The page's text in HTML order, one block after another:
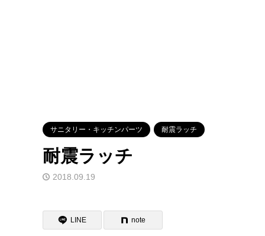
サニタリー・キッチンパーツ 耐震ラッチ
耐震ラッチ
2018.09.19
LINE note